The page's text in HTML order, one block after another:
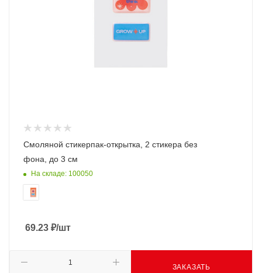
Смоляной стикерпак-открытка, 2 стикера без
фона, до 3 см
На складе: 100050
69.23 ₽/шт
ЗАКАЗАТЬ